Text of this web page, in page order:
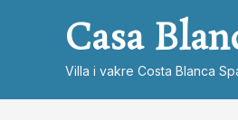
Casa
Villa i vakre Costa Blanca